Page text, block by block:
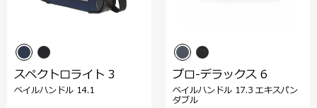
スペクトロライト 3
ベイルハンドル 14.1
プロ-デラックス 6
ベイルハンドル 17.3 エキスパン
ダブル